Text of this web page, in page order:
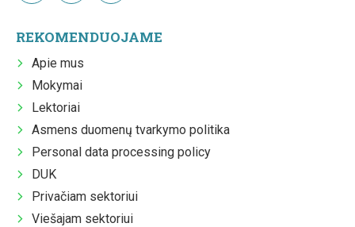
REKOMENDUOJAME
Apie mus
Mokymai
Lektoriai
Asmens duomenų tvarkymo politika
Personal data processing policy
DUK
Privačiam sektoriui
Viešajam sektoriui